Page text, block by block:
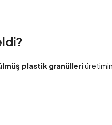
plastik granülleri